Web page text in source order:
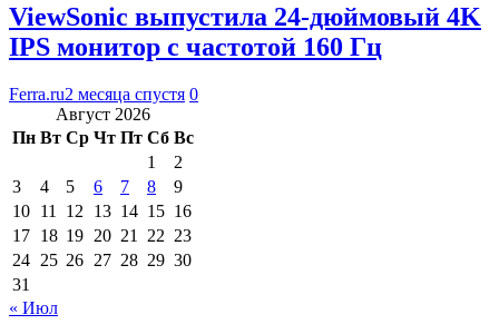
ViewSonic выпустила 24-дюймовый 4K
IPS монитор с частотой 160 Гц
Ferra.ru2 месяца спустя 0
Август 2026
Пн Вт Ср Чт Пт Сб Вс
1
2
3
4 5 6 7 8
9
10 11 12 13 14 15 16
17 18 19 20 21 22 23
24 25 26 27 28 29 30
31
« Июл